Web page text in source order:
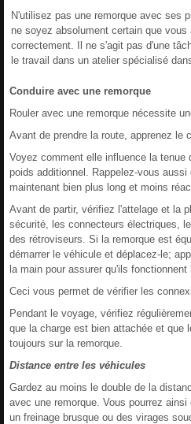
N'utilisez pas une remorque avec ses
ne soyez absolument certain que
correctement. Il ne s'agit pas d'une
le travail dans un atelier spécialisé
Conduire avec une remorque
Rouler avec une remorque nécessite
Avant de prendre la route, apprenez le
Voyez comment elle influence la tenue
poids additionnel. Rappelez-vous
maintenant bien plus long et moins
Avant de partir, vérifiez l'attelage et la
sécurité, les connecteurs électriques,
des rétroviseurs. Si la remorque est
démarrer le véhicule et déplacez-le;
la main pour assurer qu'ils fonctionnent
Ceci vous permet de vérifier les
Pendant le voyage, vérifiez
que la charge est bien attachée et que
toujours sur la remorque.
Distance entre les véhicules
Gardez au moins le double de la
avec une remorque. Vous pourrez
un freinage brusque ou des virages